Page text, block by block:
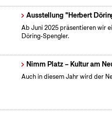
Ausstellung "Herbert
Ab Juni 2025 präsentieren wir
Döring-Spengler.
Nimm Platz – Kultur am
Auch in diesem Jahr wird der